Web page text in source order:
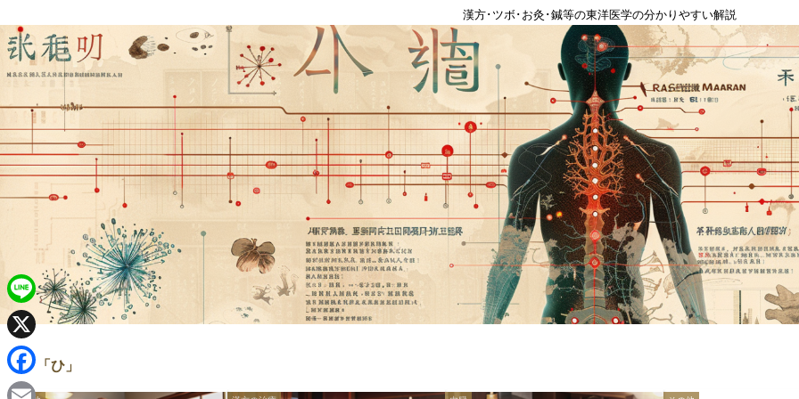
漢方･ツボ･お灸･鍼等の東洋医学の分かりやすい解説
「ひ」
L
n
X
F